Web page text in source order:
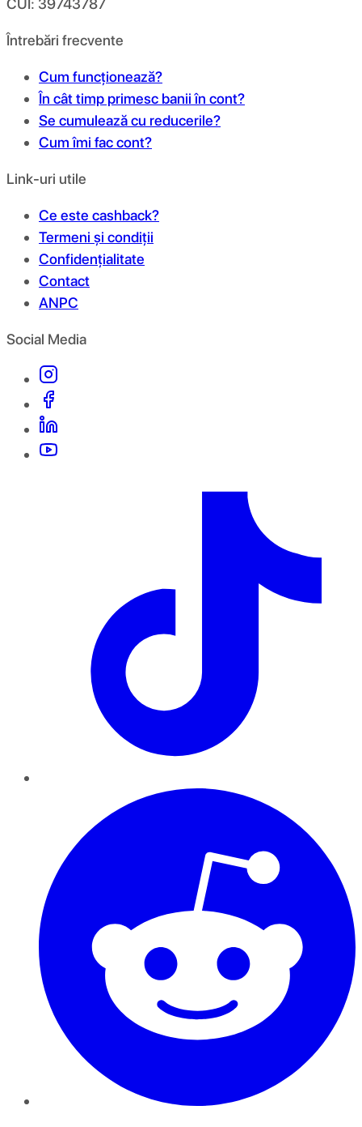
CUI: 39743787
Întrebări frecvente
Cum funcționează?
În cât timp primesc banii în cont?
Se cumulează cu reducerile?
Cum îmi fac cont?
Link-uri utile
Ce este cashback?
Termeni și condiții
Confidențialitate
Contact
ANPC
Social Media